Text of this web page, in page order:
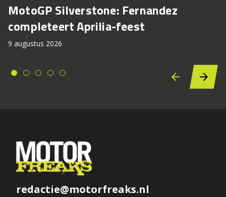
MotoGP Silverstone: Fernandez
completeert Aprilia-feest
9 augustus 2026
redactie@motorfreaks.nl